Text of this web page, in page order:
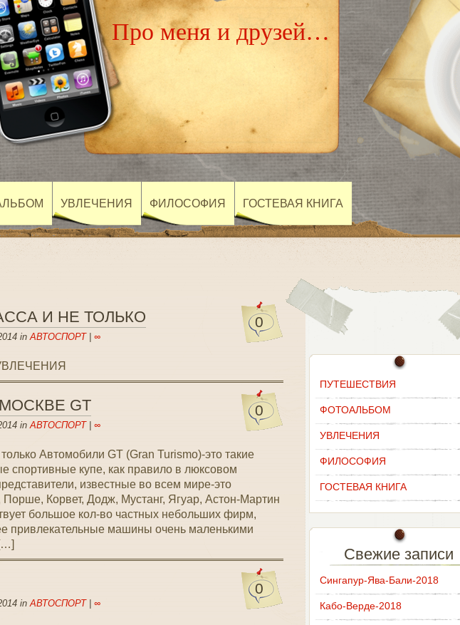
Про меня и друзей…
УВЛЕЧЕНИЯ ФИЛОСОФИЯ ГОСТЕВАЯ КНИГА
0
И НЕ ТОЛЬКО
inАВТОСПОРТ| ∞
0
GT
inАВТОСПОРТ| ∞
Автомобили GT (Gran Turismo)-это такие
спортивные купе, как правило в люксовом
известные во всем мире-это
Корвет, Додж, Мустанг, Ягуар, Астон-Мартин
большое кол-во частных небольших фирм,
привлекательные машины очень маленькими
0
inАВТОСПОРТ| ∞
ПУТЕШЕСТВИЯ
ФОТОАЛЬБОМ
УВЛЕЧЕНИЯ
ФИЛОСОФИЯ
ГОСТЕВАЯ КНИГА
Свежие записи
Сингапур-Ява-Бали-2018
Кабо-Верде-2018